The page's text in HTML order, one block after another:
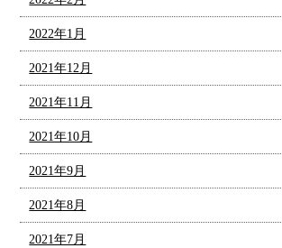
2022年1月
2021年12月
2021年11月
2021年10月
2021年9月
2021年8月
2021年7月